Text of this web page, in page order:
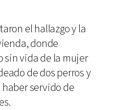
el hallazgo y la
donde
sin vida de la mujer
de dos perros y
servido de